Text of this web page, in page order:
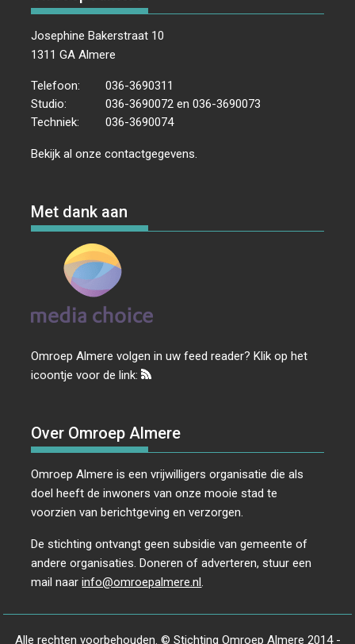
Josephine Bakerstraat 10
1311 GA Almere
Telefoon:
036-3690311
Studio:
036-3690072 en 036-3690073
Techniek:
036-3690074
Bekijk al onzecontactgegevens
Met dank aan
Omroep Almere volgen in uw feed reader? Klik op het
icoontje voor de link:
Over Omroep Almere
Omroep Almere is een vrijwilligers organisatie die als
doel heeft de inwoners van onze mooie stad te
voorzien van berichtgeving en verzorgen.
De stichting ontvangt geen subsidie van gemeente of
andere organisaties. Doneren of adverteren, stuur een
mail naarinfo@omroepalmere.nl.
Alle rechten voorbehouden. © Stichting Omroep Almere 2014 -